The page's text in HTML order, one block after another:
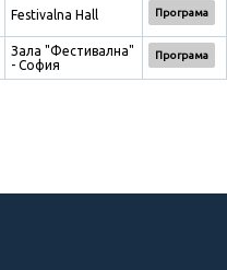
Festivalna Hall Програма
Зала "Фестивална"
- София
Програма